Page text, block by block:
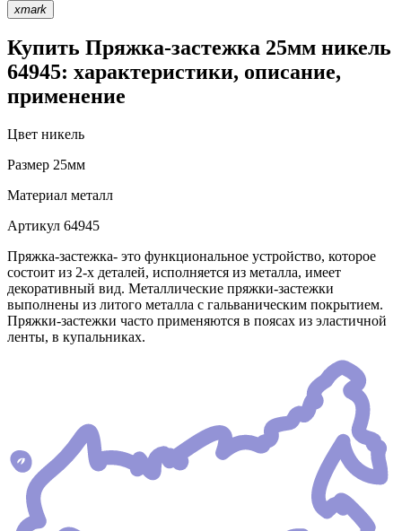
xmark
Купить Пряжка-застежка 25мм никель
64945: характеристики, описание,
применение
Цвет никель
Размер 25мм
Материал металл
Артикул 64945
Пряжка-застежка- это функциональное устройство, которое
состоит из 2-х деталей, исполняется из металла, имеет
декоративный вид. Металлические пряжки-застежки
выполнены из литого металла с гальваническим покрытием.
Пряжки-застежки часто применяются в поясах из эластичной
ленты, в купальниках.